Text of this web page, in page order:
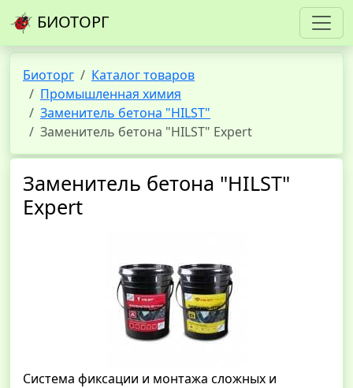
БИОТОРГ
Биоторг
Каталог товаров
Промышленная химия
Заменитель бетона "HILST"
Заменитель бетона "HILST" Expert
Заменитель бетона "HILST"
Expert
Система фиксации и монтажа сложных и